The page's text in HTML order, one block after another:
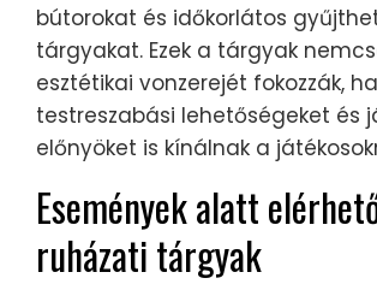
bútorokat és időkorlátos
tárgyakat. Ezek a tárgyak
esztétikai vonzerejét fokozzák,
testreszabási lehetőségeket és
előnyöket is kínálnak a
Események alatt
ruházati tárgyak